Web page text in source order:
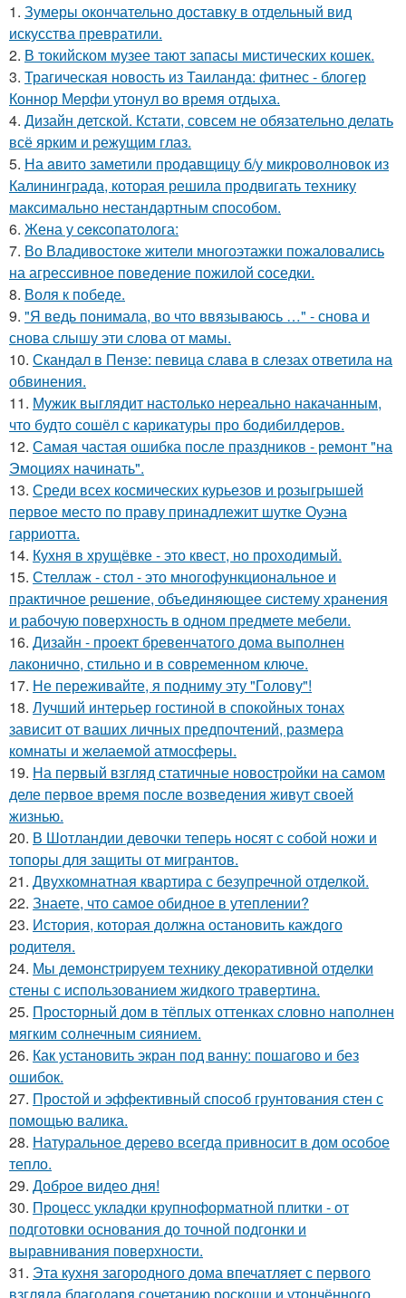
1. Зумеры окончательно доставку в отдельный вид
искусства превратили.
2. В токийском музее тают запасы мистических кошек.
3. Трагическая новость из Таиланда: фитнес - блогер
Коннор Мерфи утонул во время отдыха.
4. Дизайн детской. Кстати, совсем не обязательно делать
всё ярким и режущим глаз.
5. На aвито заметили продавщицу б/у микроволновок из
Калининграда, которая решила продвигать технику
максимально нестандартным cпособом.
6. Жена у ceкcопатолога:
7. Во Владивостоке жители многоэтажки пожаловались
на агрессивное поведение пожилой соседки.
8. Воля к победе.
9. "Я ведь понимала, во что ввязываюсь …" - снова и
снова слышу эти слова от мамы.
10. Скандал в Пензе: певица слава в слезах ответила на
обвинения.
11. Мужик выглядит настолько нереально накачанным,
что будто сошёл с карикатуры про бодибилдеров.
12. Самая частая ошибка после праздников - ремонт "на
Эмоциях начинать".
13. Среди всех космических курьезов и розыгрышей
первое место по праву принадлежит шутке Оуэна
гарриотта.
14. Кухня в хрущёвке - это квест, но проходимый.
15. Стеллаж - стол - это многофункциональное и
практичное решение, объединяющее систему хранения
и рабочую поверхность в одном предмете мебели.
16. Дизайн - проект бревенчатого дома выполнен
лаконично, стильно и в современном ключе.
17. Не переживайте, я подниму эту "Голову"!
18. Лучший интерьер гостиной в спокойных тонах
зависит от ваших личных предпочтений, размера
комнаты и желаемой атмосферы.
19. На первый взгляд статичные новостройки на самом
деле первое время после возведения живут своей
жизнью.
20. В Шотландии девочки теперь носят с собой ножи и
топоры для защиты от мигрантов.
21. Двухкомнатная квартира с безупречной отделкой.
22. Знаете, что самое обидное в утеплении?
23. История, которая должна остановить каждого
родителя.
24. Мы демонстрируем технику декоративной отделки
стены с использованием жидкого травертина.
25. Просторный дом в тёплых оттенках словно наполнен
мягким солнечным сиянием.
26. Как установить экран под ванну: пошагово и без
ошибок.
27. Простой и эффективный способ грунтования стен с
помощью валика.
28. Натуральное дерево всегда привносит в дом особое
тепло.
29. Доброе видео дня!
30. Процесс укладки крупноформатной плитки - от
подготовки основания до точной подгонки и
выравнивания поверхности.
31. Эта кухня загородного дома впечатляет с первого